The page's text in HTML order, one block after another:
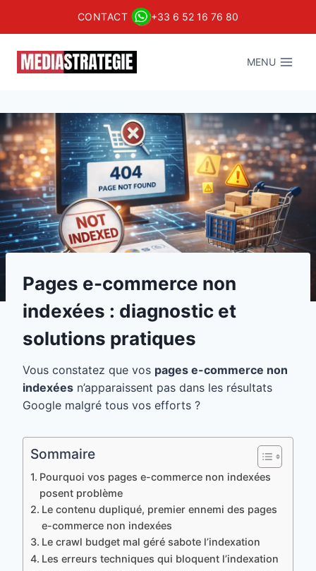
CONTACT +33 6 52 16 76 80
contenu
MENU
Pages e-commerce non
indexées : diagnostic et
solutions pratiques
Vous constatez que vos pages e-commerce non
indexées n’apparaissent pas dans les résultats
Google malgré tous vos efforts ?
Sommaire
Pourquoi vos pages e-commerce non indexées
posent problème
Le contenu dupliqué, premier ennemi des pages
e-commerce non indexées
Le crawl budget mal géré sabote l’indexation
Les erreurs techniques qui bloquent l’indexation